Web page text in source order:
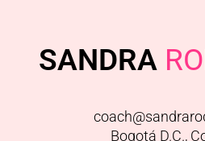
SANDRA
Bogotá D.C.,